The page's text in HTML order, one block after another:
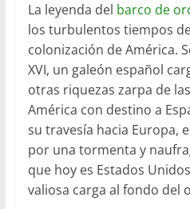
La leyenda del barco de
los turbulentos tiempos
colonización de América.
XVI, un galeón español
otras riquezas zarpa de
América con destino a
su travesía hacia Europa,
por una tormenta y
que hoy es Estados
valiosa carga al fondo del